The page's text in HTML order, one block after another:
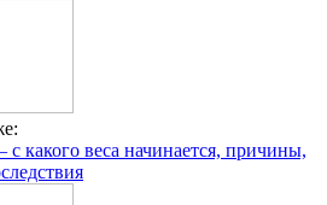
какого веса начинается, причины,